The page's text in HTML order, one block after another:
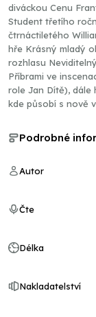
diváckou Cenu
Student třetího
čtrnáctiletého
hře Krásný mladý
rozhlasu
Příbrami ve
role Jan Dítě), dále
kde působí s nově
Podrobné
Autor
Čte
Délka
Nakladatelství